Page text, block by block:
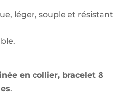
léger, souple et résistant
en collier, bracelet &
.